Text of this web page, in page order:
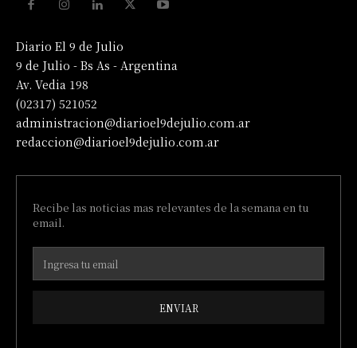
Diario El 9 de Julio
9 de Julio - Bs As - Argentina
Av. Vedia 198
(02317) 521052
administracion@diarioel9dejulio.com.ar
redaccion@diarioel9dejulio.com.ar
Recibe las noticias mas relevantes de la semana en tu
email.
ENVIAR